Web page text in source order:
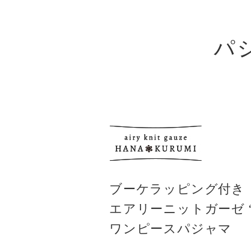
パ
ブーケラッピング付き
エアリーニットガーゼ
ワンピースパジャマ